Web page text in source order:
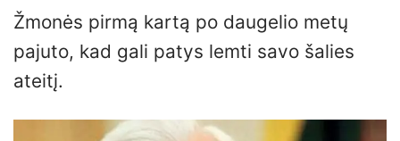
Žmonės pirmą kartą po daugelio metų
pajuto, kad gali patys lemti savo šalies
ateitį.